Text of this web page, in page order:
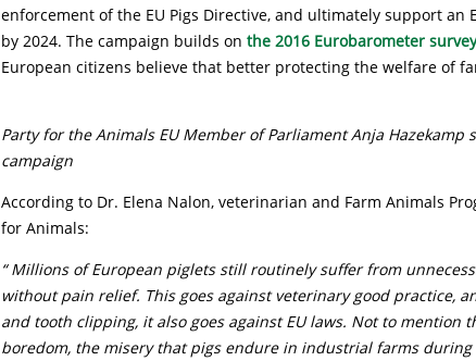
enforcement of the EU Pigs Directive, and ultimately support an
by 2024. The campaign builds on the 2016 Eurobarometer survey
European citizens believe that better protecting the welfare of
Party for the Animals EU Member of Parliament Anja Hazekamp
campaign
According to Dr. Elena Nalon, veterinarian and Farm Animals
for Animals:
“ Millions of European piglets still routinely suffer from
without pain relief. This goes against veterinary good practice,
and tooth clipping, it also goes against EU laws. Not to mention
boredom, the misery that pigs endure in industrial farms during